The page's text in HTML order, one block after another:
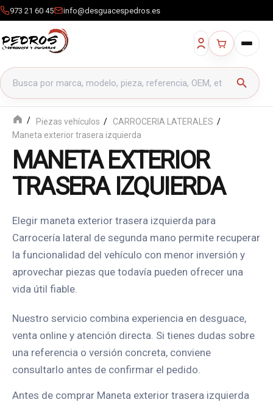
973 21 60 45 info@desguacespedros.es
Buscar productos
search
Piezas vehículos
CARROCERIA LATERALES
Maneta exterior trasera izquierda
MANETA EXTERIOR
TRASERA IZQUIERDA
Elegir maneta exterior trasera izquierda para
Carrocería lateral de segunda mano permite recuperar
la funcionalidad del vehículo con menor inversión y
aprovechar piezas que todavía pueden ofrecer una
vida útil fiable.
Nuestro servicio combina experiencia en desguace,
venta online y atención directa. Si tienes dudas sobre
una referencia o versión concreta, conviene
consultarlo antes de confirmar el pedido.
Antes de comprar Maneta exterior trasera izquierda